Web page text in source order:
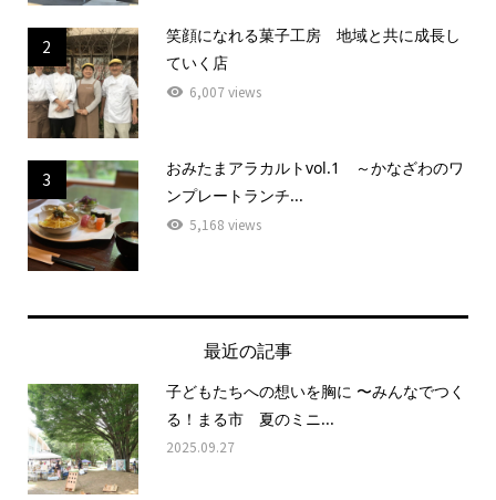
2
笑顔になれる菓子工房 地域と共に成長し
ていく店
6,007 views
3
おみたまアラカルトvol.1 ～かなざわのワ
ンプレートランチ...
5,168 views
最近の記事
子どもたちへの想いを胸に 〜みんなでつく
る！まる市 夏のミニ...
2025.09.27